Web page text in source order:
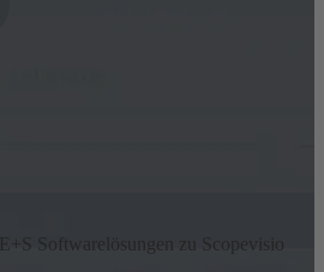
Softwarelösungen zu Scopevisio